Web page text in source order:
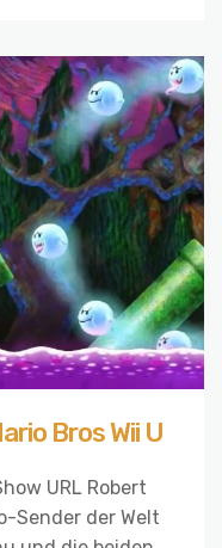
Bros Wii U
URL Robert
Sender der Welt